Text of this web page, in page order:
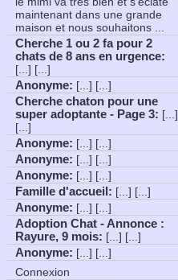
maintenant dans une grande
maison et nous souhaitons ...
Cherche 1 ou 2 fa pour 2
chats de 8 ans en urgence:
[...] [...]
Anonyme: [...] [...]
Cherche chaton pour une
super adoptante - Page 3: [...]
[...]
Anonyme: [...] [...]
Anonyme: [...] [...]
Anonyme: [...] [...]
Famille d'accueil : [...] [...]
Anonyme: [...] [...]
Adoption Chat - Annonce :
Rayure, 9 mois: [...] [...]
Anonyme: [...] [...]
Connexion